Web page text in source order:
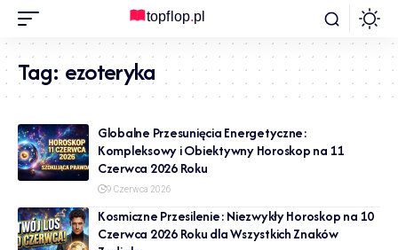
Tag:ezoteryka
Globalne Przesunięcia Energetyczne:
Kompleksowy i Obiektywny Horoskop na 11
Czerwca 2026 Roku
9 Czerwca 2026
Kosmiczne Przesilenie: Niezwykły Horoskop na 10
Czerwca 2026 Roku dla Wszystkich Znaków